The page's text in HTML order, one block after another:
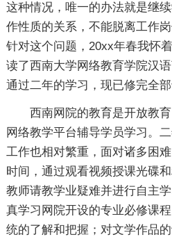
这种情况，唯一的办法就是继
作性质的关系，不能脱离工作
针对这个问题，20xx年春我怀
读了西南大学网络教育学院汉
通过二年的学习，现已修完全
西南网院的教育是开放教
网络教学平台辅导学员学习。
工作也相对繁重，面对诸多困
时间，通过观看视频授课光碟
教师请教学业疑难并进行自主
真学习网院开设的专业必修课
统的了解和把握；对文学作品